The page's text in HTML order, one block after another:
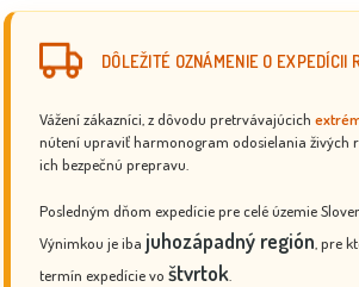
DÔLEŽITÉ OZNÁMENIE O EXPEDÍCII
Vážení zákazníci, z dôvodu pretrvávajúcich
nútení upraviť harmonogram odosielania živých
ich bezpečnú prepravu.
Posledným dňom expedície pre celé územie
Výnimkou je iba juhozápadný región , pre
termín expedície vo štvrtok